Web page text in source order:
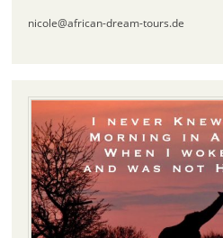
nicole@african-dream-tours.de